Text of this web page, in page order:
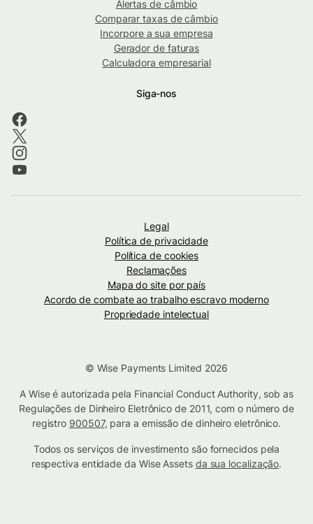
Alertas de câmbio
Comparar taxas de câmbio
Incorpore a sua empresa
Gerador de faturas
Calculadora empresarial
Siga-nos
Legal
Política de privacidade
Política de cookies
Reclamações
Mapa do site por país
Acordo de combate ao trabalho escravo moderno
Propriedade intelectual
© Wise Payments Limited 2026
A Wise é autorizada pela Financial Conduct Authority, sob as
Regulações de Dinheiro Eletrônico de 2011, com o número de
registro 900507, para a emissão de dinheiro eletrônico.
Todos os serviços de investimento são fornecidos pela
respectiva entidade da Wise Assets da sua localização.